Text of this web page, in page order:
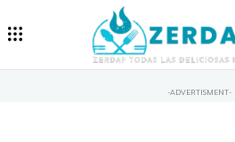
-ADVERTISMENT-